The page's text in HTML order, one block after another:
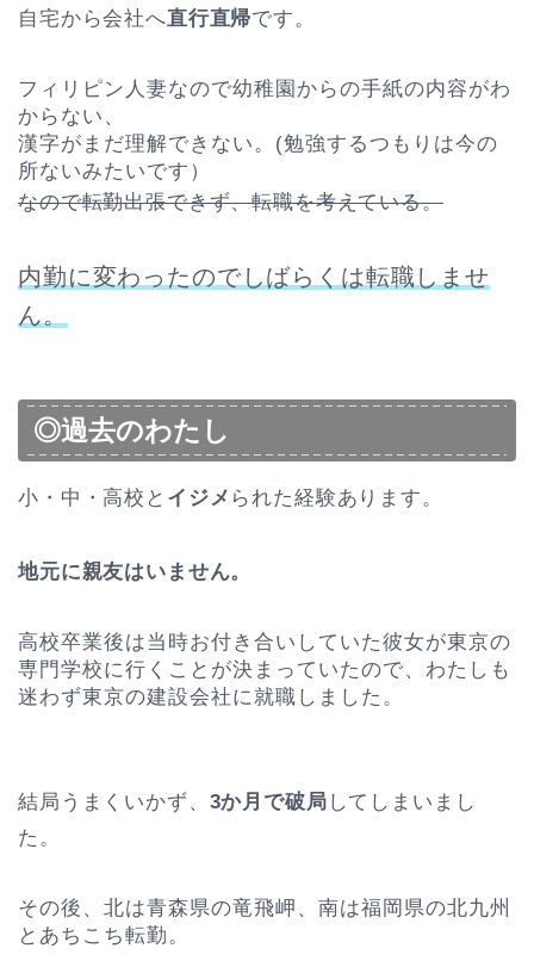
自宅から会社へ直行直帰です。
フィリピン人妻なので幼稚園からの手紙の内容がわ
からない、
漢字がまだ理解できない。(勉強するつもりは今の
所ないみたいです）
なので転勤出張できず、転職を考えている。
内勤に変わったのでしばらくは転職しませ
ん。
◎過去のわたし
小・中・高校と イジメ られた経験あります。
地元に親友はいません。
高校卒業後は当時お付き合いしていた彼女が東京の
専門学校に行くことが決まっていたので、わたしも
迷わず東京の建設会社に就職しました。
結局うまくいかず、 3か月で破局 してしまいまし
た。
その後、北は青森県の竜飛岬、南は福岡県の北九州
とあちこち転勤。